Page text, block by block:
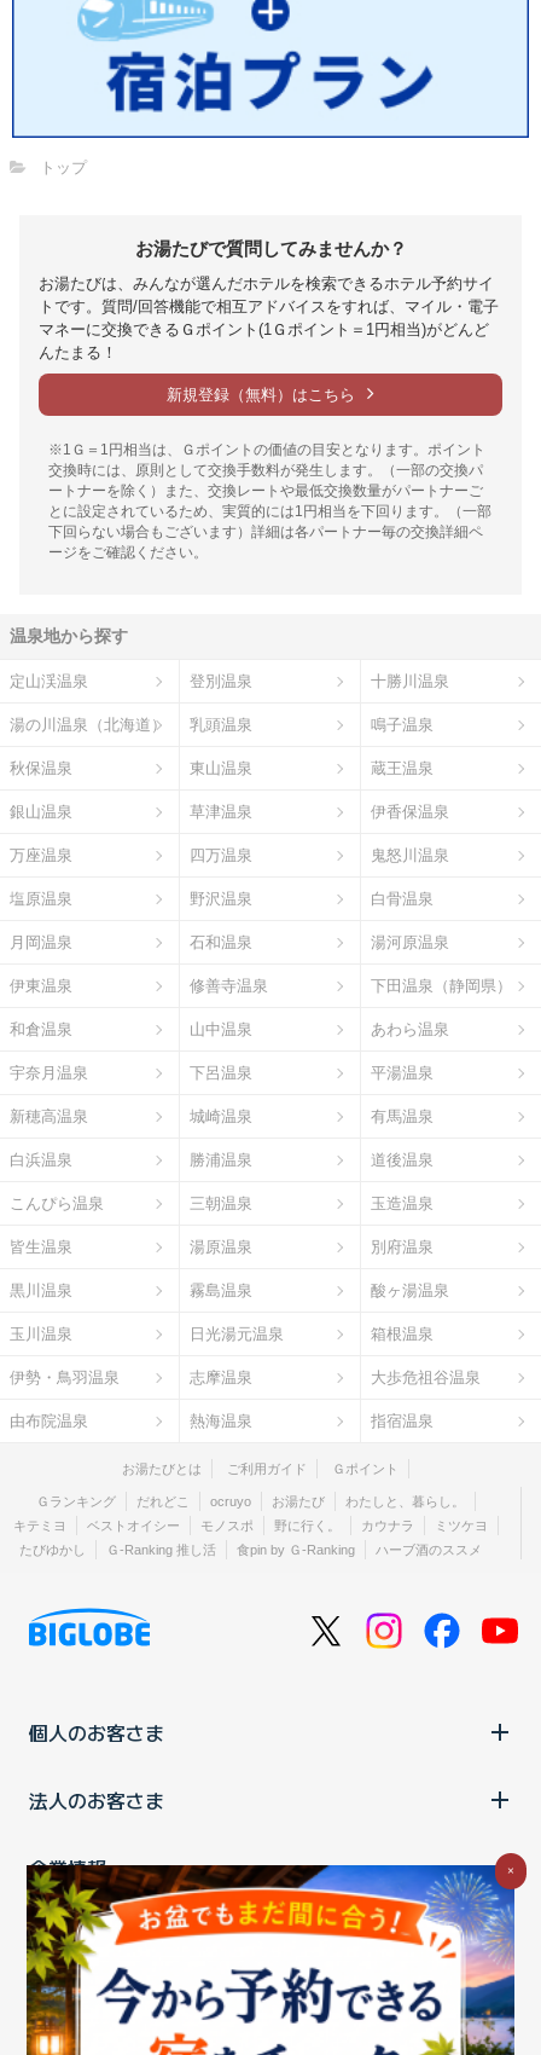
トップ
お湯たびで質問してみませんか？
お湯たびは、みんなが選んだホテルを検索できるホテル予約サイ
トです。質問/回答機能で相互アドバイスをすれば、マイル・電子
マネーに交換できるＧポイント(1Ｇポイント＝1円相当)がどんど
んたまる！
新規登録（無料）はこちら
※1Ｇ＝1円相当は、Ｇポイントの価値の目安となります。ポイント
交換時には、原則として交換手数料が発生します。（一部の交換パ
ートナーを除く）また、交換レートや最低交換数量がパートナーご
とに設定されているため、実質的には1円相当を下回ります。（一部
下回らない場合もございます）詳細は各パートナー毎の交換詳細ペ
ージをご確認ください。
温泉地から探す
定山渓温泉 登別温泉 十勝川温泉
湯の川温泉（北海道） 乳頭温泉 鳴子温泉
秋保温泉 東山温泉 蔵王温泉
銀山温泉 草津温泉 伊香保温泉
万座温泉 四万温泉 鬼怒川温泉
塩原温泉 野沢温泉 白骨温泉
月岡温泉 石和温泉 湯河原温泉
伊東温泉 修善寺温泉 下田温泉（静岡県）
和倉温泉 山中温泉 あわら温泉
宇奈月温泉 下呂温泉 平湯温泉
新穂高温泉 城崎温泉 有馬温泉
白浜温泉 勝浦温泉 道後温泉
こんぴら温泉 三朝温泉 玉造温泉
皆生温泉 湯原温泉 別府温泉
黒川温泉 霧島温泉 酸ヶ湯温泉
玉川温泉 日光湯元温泉 箱根温泉
伊勢・鳥羽温泉 志摩温泉 大歩危祖谷温泉
由布院温泉 熱海温泉 指宿温泉
お湯たびとは ご利用ガイド Ｇポイント
Ｇランキング だれどこ ocruyo お湯たび
わたしと、暮らし。
キテミヨ
ベストオイシー モノスポ 野に行く。 カウナラ
ミツケヨ
たびゆかし
Ｇ-Ranking 推し活 食pin by Ｇ-Ranking ハーブ酒のススメ
個人のお客さま
法人のお客さま
企業情報
ご利用中の方
お問い合わせ消費税の表示 ウェブアクセシビリティの取り組み
個人情報保護ポリシープライバシーポータル
Cookieポリシー
×